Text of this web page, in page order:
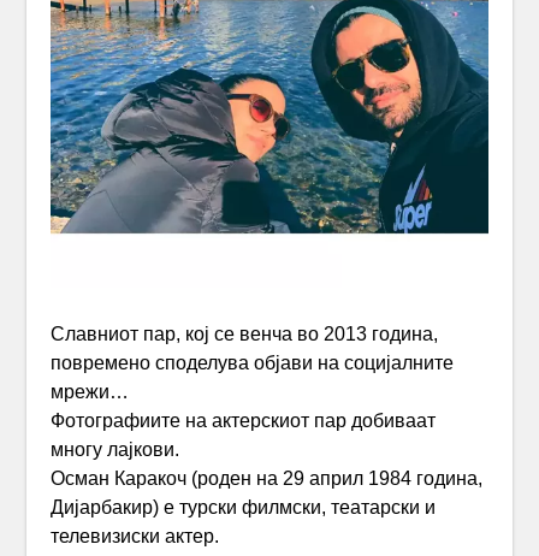
Славниот пар, кој се венча во 2013 година,
повремено споделува објави на социјалните
мрежи…
Фотографиите на актерскиот пар добиваат
многу лајкови.
Осман Каракоч (роден на 29 април 1984 година,
Дијарбакир) е турски филмски, театарски и
телевизиски актер.